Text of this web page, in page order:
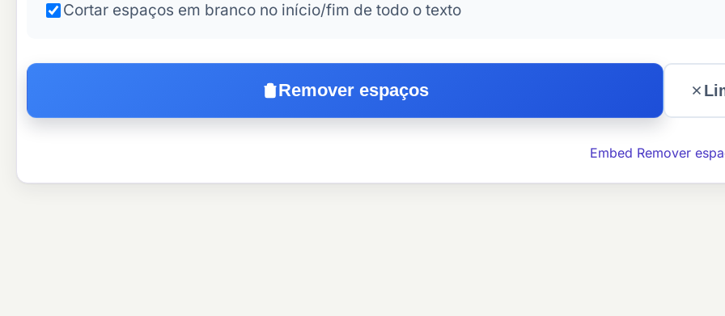
Cortar espaços em branco no início/fim de todo o texto
Remover espaços
Embed Remover